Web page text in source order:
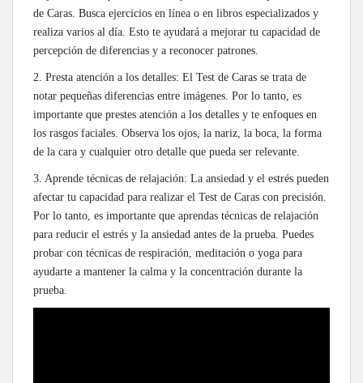
de Caras. Busca ejercicios en línea o en libros especializados y
realiza varios al día. Esto te ayudará a mejorar tu capacidad de
percepción de diferencias y a reconocer patrones.
2. Presta atención a los detalles: El Test de Caras se trata de
notar pequeñas diferencias entre imágenes. Por lo tanto, es
importante que prestes atención a los detalles y te enfoques en
los rasgos faciales. Observa los ojos, la nariz, la boca, la forma
de la cara y cualquier otro detalle que pueda ser relevante.
3. Aprende técnicas de relajación: La ansiedad y el estrés pueden
afectar tu capacidad para realizar el Test de Caras con precisión.
Por lo tanto, es importante que aprendas técnicas de relajación
para reducir el estrés y la ansiedad antes de la prueba. Puedes
probar con técnicas de respiración, meditación o yoga para
ayudarte a mantener la calma y la concentración durante la
prueba.